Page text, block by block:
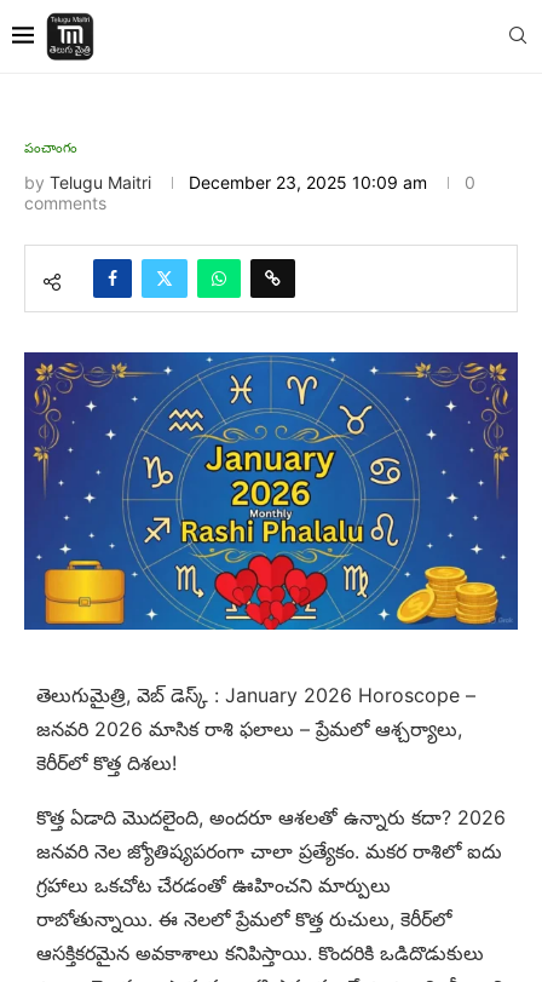
పంచాంగం
by Telugu Maitri December 23, 2025 10:09 am
0
comments
తెలుగుమైత్రి, వెబ్ డెస్క్ : January 2026 Horoscope –
జనవరి 2026 మాసిక రాశి ఫలాలు – ప్రేమలో ఆశ్చర్యాలు,
కెరీర్‌లో కొత్త దిశలు!
కొత్త ఏడాది మొదలైంది, అందరూ ఆశలతో ఉన్నారు కదా? 2026
జనవరి నెల జ్యోతిష్యపరంగా చాలా ప్రత్యేకం. మకర రాశిలో ఐదు
గ్రహాలు ఒకచోట చేరడంతో ఊహించని మార్పులు
రాబోతున్నాయి. ఈ నెలలో ప్రేమలో కొత్త రుచులు, కెరీర్‌లో
ఆసక్తికరమైన అవకాశాలు కనిపిస్తాయి. కొందరికి ఒడిదొడుకులు